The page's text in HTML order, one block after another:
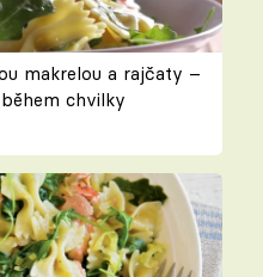
makrelou a rajčaty –
chvilky